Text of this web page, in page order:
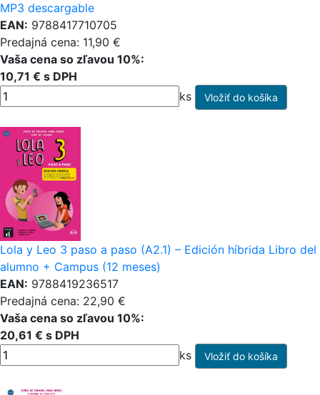
MP3 descargable
EAN: 9788417710705
Predajná cena: 11,90 €
Vaša cena so zľavou 10%:
10,71 € s DPH
ks
Lola y Leo 3 paso a paso (A2.1) – Edición híbrida Libro del
alumno + Campus (12 meses)
EAN: 9788419236517
Predajná cena: 22,90 €
Vaša cena so zľavou 10%:
20,61 € s DPH
ks